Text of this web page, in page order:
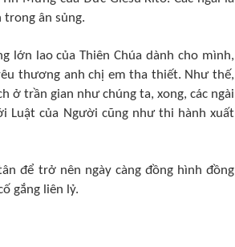
ân sủng.
lớn lao của Thiên Chúa dành cho mình,
thương anh chị em tha thiết. Như thế,
ở trần gian như chúng ta, xong, các ngài
Luật của Người cũng như thi hành xuất
để trở nên ngày càng đồng hình đồng
gắng liên lỷ.